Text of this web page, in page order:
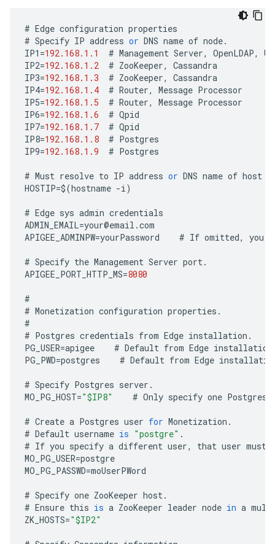
# Edge configuration properties
# Specify IP address or DNS name of node.
IP1 =192.168.1.1 # Management Server, OpenLDAP, UI
IP2=192.168.1.2 # ZooKeeper,
Cassandra
IP3=192.168.1.3 # ZooKeeper,
Cassandra
IP4=192.168.1.4 # Router, Message Processor
IP5=192.168.1.5 # Router, Message Processor
IP6=192.168.1.6 # Qpid
IP7=192.168.1.7 # Qpid
IP8=192.168.1.8 # Postgres
IP9=192.168.1.9 # Postgres
# Must resolve to IP address or DNS name of host
HOSTIP=$(hostname -i)
# Edge sys admin credentials
ADMIN_EMAIL=your@email .com
APIGEE_ADMINPW=yourPassword # If omitted, you
# Specify the Management Server port.
APIGEE_PORT_HTTP_MS=8080
#
# Monetization configuration properties .
#
# Postgres credentials from Edge installation .
PG_USER=apigee # Default from Edge installation
PG_PWD=postgres # Default from Edge
# Specify Postgres server .
MO_PG_HOST="$IP8" # Only specify one Postgres
# Create a Postgres user for Monetization .
# Default username is "postgre" .
# If you specify a different user, that user must
MO_PG_USER=postgre
MO_PG_PASSWD=moUserPWord
# Specify one ZooKeeper host.
# Ensure this is a ZooKeeper leader node in a
ZK_HOSTS="$IP2"